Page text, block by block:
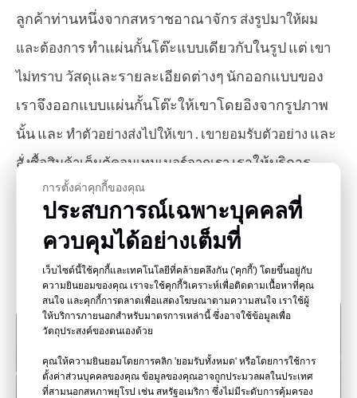
ลูกค้าท่านหนึ่งจากสหราชอาณาจักร ส่งรูปมาให้ผม
และต้องการทำแผ่นกั้นโต๊ะแบบเดียวกับในรูป แต่ เขา
ไม่ทราบ วัสดุและรายละเอียดต่างๆ นักออกแบบของ
เราจึงออกแบบแผ่นกั้นโต๊ะให้เขาโดยอิงจากรูปภาพ
นั้น และ ทำตัวอย่างส่งไปให้เขา . เขายอมรับตัวอย่าง และ
สั่งซื้อสินค้าเต็มตู้คอนเทนเนอร์จากเราเราให้บริการ
ออกแบบอย่างมืออาชีพและบริการแปรรูปพลาสติก
การตั้งค่าคุกกี้ของคุณ
ประสบการณ์เฉพาะบุคคลที่
ควบคุมได้อย่างเต็มที่
เว็บไซต์นี้ใช้คุกกี้และเทคโนโลยีที่คล้ายคลึงกัน ('คุกกี้') โดยขึ้นอยู่กับ
ความยินยอมของคุณ เราจะใช้คุกกี้วิเคราะห์เพื่อติดตามเนื้อหาที่คุณ
สนใจ และคุกกี้การตลาดเพื่อแสดงโฆษณาตามความสนใจ เราใช้ผู้
ให้บริการภายนอกสำหรับมาตรการเหล่านี้ ซึ่งอาจใช้ข้อมูลเพื่อ
วัตถุประสงค์ของตนเองด้วย
คุณให้ความยินยอมโดยการคลิก 'ยอมรับทั้งหมด' หรือโดยการใช้การ
ตั้งค่าส่วนบุคคลของคุณ ข้อมูลของคุณอาจถูกประมวลผลในประเทศ
ที่สามนอกสหภาพยุโรป เช่น สหรัฐอเมริกา ซึ่งไม่มีระดับการคุ้มครอง